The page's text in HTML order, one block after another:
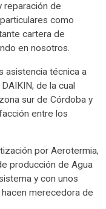
reparación de
como
cartera de
en nosotros.
asistencia técnica a
de la cual
sur de Córdoba y
entre los
por Aerotermia,
producción de Agua
y con unos
merecedora de